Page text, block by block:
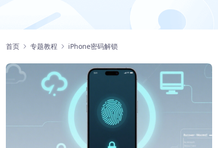
首页 专题教程 iPhone密码解锁